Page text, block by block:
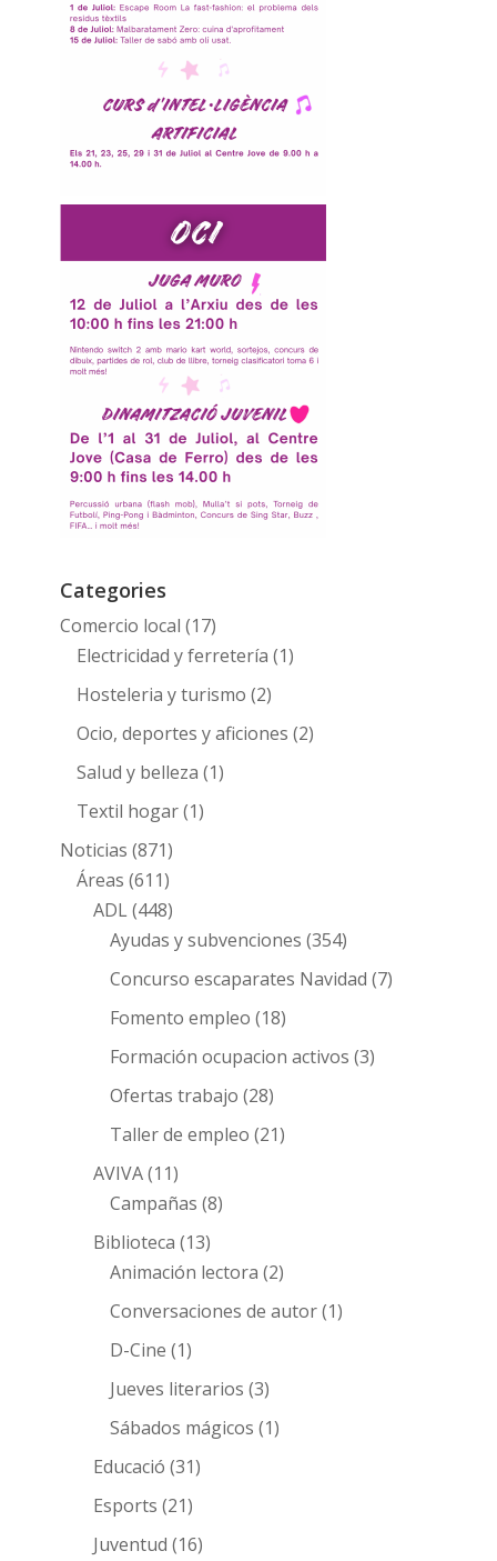
Categories
Comercio local (17)
Electricidad y ferretería (1)
Hosteleria y turismo (2)
Ocio, deportes y aficiones (2)
Salud y belleza (1)
Textil hogar(1)
Noticias (871)
Áreas (611)
ADL(448)
Ayudas y subvenciones (354)
Concurso escaparates Navidad (7)
Fomento empleo (18)
Formación ocupacion activos (3)
Ofertas trabajo (28)
Taller de empleo (21)
AVIVA(11)
Campañas (8)
Biblioteca (13)
Animación lectora (2)
Conversaciones de autor(1)
D-Cine (1)
Jueves literarios (3)
Sábados mágicos (1)
Educació (31)
Esports (21)
Juventud (16)